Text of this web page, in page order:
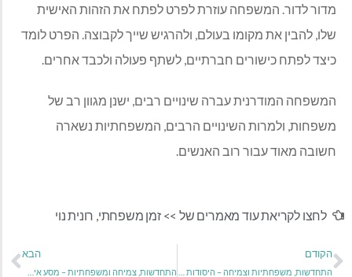
מדור לדור. המשפחה עוזרת לפרט לפתח את הזהות האישית
שלו, להבין את מקומו בעולם, ולהרגיש שייך לקבוצה. הפרט לומד
כיצד לפתח כישורים חברתיים, לשתף פעולה ולכבד אחרים.
המשפחה המודרנית עברה שינויים רבים, ישנן מגוון רב של
משפחות, ולמרות השינויים הרבים, המשפחתיות נשארה
חשובה מאוד עבור רוב האנשים.
לחצו לקריאת עוד מאמרים של >> זמן משפחתי, רונית נוי
הקודם הבא